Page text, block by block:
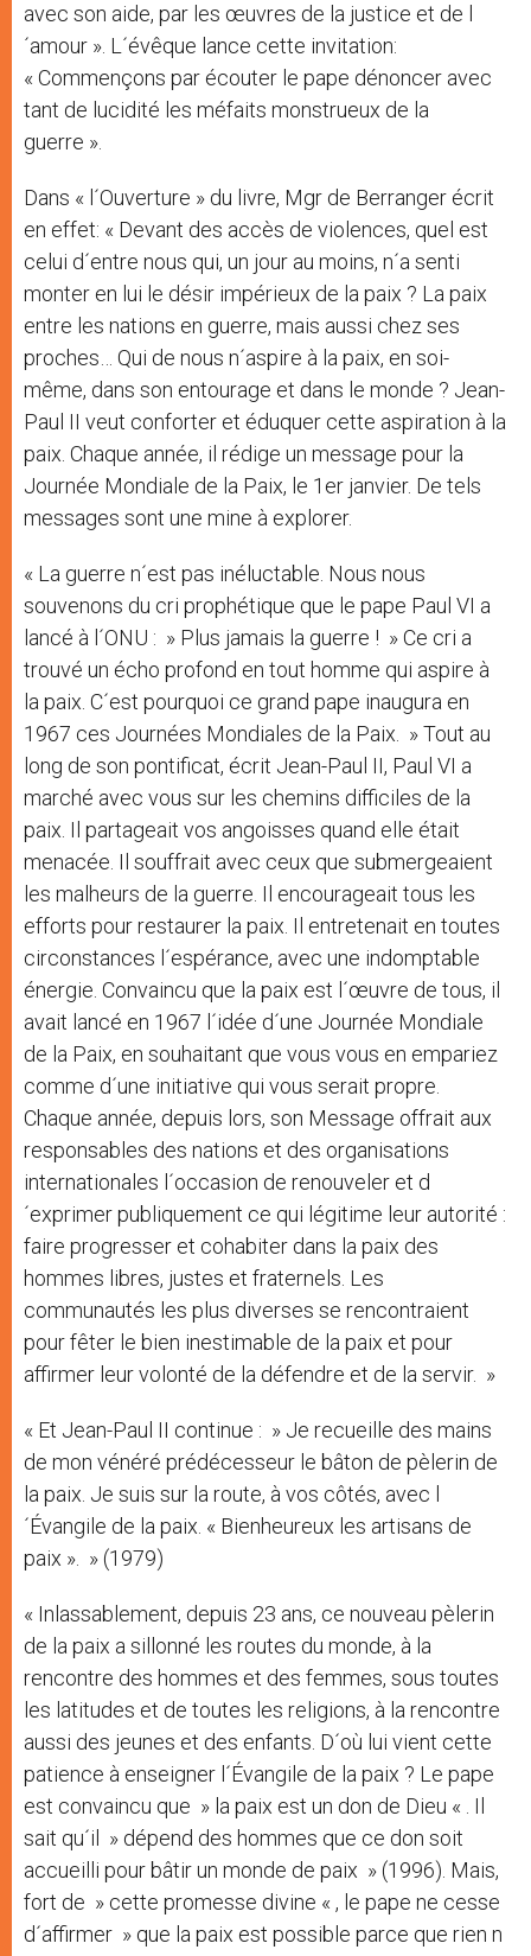
avec son aide, par les œuvres de la justice et de l
´amour ». L´évêque lance cette invitation:
« Commençons par écouter le pape dénoncer avec
tant de lucidité les méfaits monstrueux de la
guerre ».
Dans « l´Ouverture » du livre, Mgr de Berranger écrit
en effet: « Devant des accès de violences, quel est
celui d´entre nous qui, un jour au moins, n´a senti
monter en lui le désir impérieux de la paix ? La paix
entre les nations en guerre, mais aussi chez ses
proches… Qui de nous n´aspire à la paix, en soi-
même, dans son entourage et dans le monde ? Jean-
Paul II veut conforter et éduquer cette aspiration à la
paix. Chaque année, il rédige un message pour la
Journée Mondiale de la Paix, le 1er janvier. De tels
messages sont une mine à explorer.
« La guerre n´est pas inéluctable. Nous nous
souvenons du cri prophétique que le pape Paul VI a
lancé à l´ONU : » Plus jamais la guerre ! » Ce cri a
trouvé un écho profond en tout homme qui aspire à
la paix. C´est pourquoi ce grand pape inaugura en
1967 ces Journées Mondiales de la Paix. » Tout au
long de son pontificat, écrit Jean-Paul II, Paul VI a
marché avec vous sur les chemins difficiles de la
paix. Il partageait vos angoisses quand elle était
menacée. Il souffrait avec ceux que submergeaient
les malheurs de la guerre. Il encourageait tous les
efforts pour restaurer la paix. Il entretenait en toutes
circonstances l´espérance, avec une indomptable
énergie. Convaincu que la paix est l´œuvre de tous, il
avait lancé en 1967 l´idée d´une Journée Mondiale
de la Paix, en souhaitant que vous vous en empariez
comme d´une initiative qui vous serait propre.
Chaque année, depuis lors, son Message offrait aux
responsables des nations et des organisations
internationales l´occasion de renouveler et d
´exprimer publiquement ce qui légitime leur autorité :
faire progresser et cohabiter dans la paix des
hommes libres, justes et fraternels. Les
communautés les plus diverses se rencontraient
pour fêter le bien inestimable de la paix et pour
affirmer leur volonté de la défendre et de la servir. »
« Et Jean-Paul II continue : » Je recueille des mains
de mon vénéré prédécesseur le bâton de pèlerin de
la paix. Je suis sur la route, à vos côtés, avec l
´Évangile de la paix. « Bienheureux les artisans de
paix ». » (1979)
« Inlassablement, depuis 23 ans, ce nouveau pèlerin
de la paix a sillonné les routes du monde, à la
rencontre des hommes et des femmes, sous toutes
les latitudes et de toutes les religions, à la rencontre
aussi des jeunes et des enfants. D´où lui vient cette
patience à enseigner l´Évangile de la paix ? Le pape
est convaincu que » la paix est un don de Dieu « . Il
sait qu´il » dépend des hommes que ce don soit
accueilli pour bâtir un monde de paix » (1996). Mais,
fort de » cette promesse divine « , le pape ne cesse
d´affirmer » que la paix est possible parce que rien n